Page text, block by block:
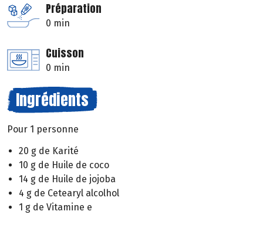
Préparation
0 min
Cuisson
0 min
Ingrédients
Pour 1 personne
20 g de Karité
10 g de Huile de coco
14 g de Huile de jojoba
4 g de Cetearyl alcolhol
1 g de Vitamine e